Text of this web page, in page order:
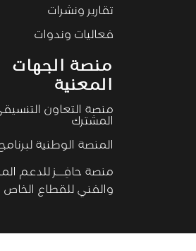
تقارير ونشرات
فعاليات وندوات
منصة التعاون
المشترك
المنصة الوطنية
منصة حافِــز للدعم
والفني للقطاع الخاص
منصة الجهات
المعنية